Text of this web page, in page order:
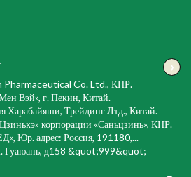
›
Pharmaceutical Co. Ltd., КНР.
Вэй», г. Пекин, Китай.
Харабайяши, Трейдинг Лтд., Китай.
корпорации «Саньцзинь», КНР.
Юр. адрес: Россия, 191180,...
Гуаюань, д158 &quot;999&quot;